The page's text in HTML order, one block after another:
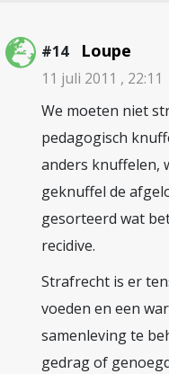
#14 Loupe
11 juli 2011 , 22:11
We moeten niet
pedagogisch
anders knuffelen,
geknuffel de
gesorteerd wat
recidive.
Strafrecht is er
voeden en een
samenleving te
gedrag of